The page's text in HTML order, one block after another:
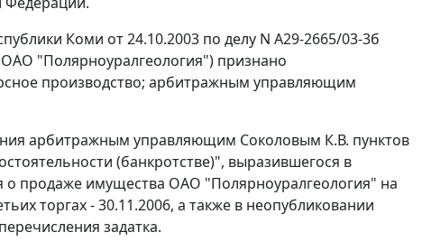
Коми от 24.10.2003 по делу N А29-2665/03-3б
"Полярноуралгеология") признано
производство; арбитражным управляющим
арбитражным управляющим Соколовым К.В. пунктов
(банкротстве)", выразившегося в
о продаже имущества ОАО "Полярноуралгеология" на
торгах - 30.11.2006, а также в неопубликовании
задатка.